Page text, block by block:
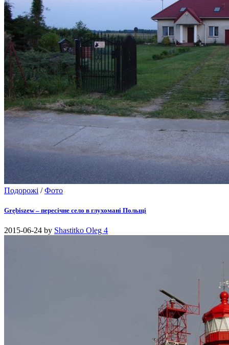
Подорожі /Фото
Grębiszew – пересічне село в глухомані Польщі
2015-06-24 by Shastitko Oleg 4